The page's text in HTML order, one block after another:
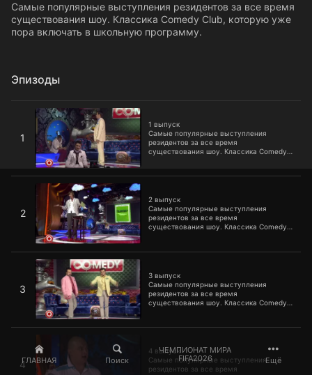
ГЛАВНАЯ Поиск
ЧЕМПИОНАТ МИРА
FIFA2026
Ещё
Самые популярные выступления резидентов за все время
существования шоу. Классика Comedy Club, которую уже
пора включать в школьную программу.
Эпизоды
1
1 выпуск
Самые популярные выступления
резидентов за все время
существования шоу. Классика Comedy
1 выпуск
2
2 выпуск
Самые популярные выступления
резидентов за все время
существования шоу. Классика Comedy
2 выпуск
3
3 выпуск
Самые популярные выступления
резидентов за все время
существования шоу. Классика Comedy
3 выпуск
4
4 выпуск
Самые популярные выступления
резидентов за все время